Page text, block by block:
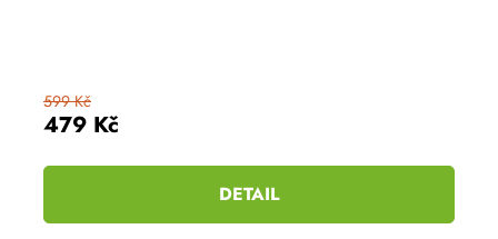
479 Kč
599 Kč
DETAIL